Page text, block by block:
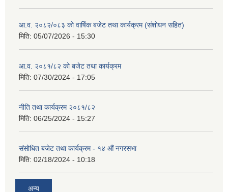
आ.व. २०८२/०८३ को वार्षिक बजेट तथा कार्यक्रम (संशोधन सहित)
मिति: 05/07/2026 - 15:30
आ.व. २०८१/८२ को बजेट तथा कार्यक्रम
मिति: 07/30/2024 - 17:05
नीति तथा कार्यक्रम २०८१/८२
मिति: 06/25/2024 - 15:27
संसोधित बजेट तथा कार्यक्रम - १४ औं नगरसभा
मिति: 02/18/2024 - 10:18
अन्य